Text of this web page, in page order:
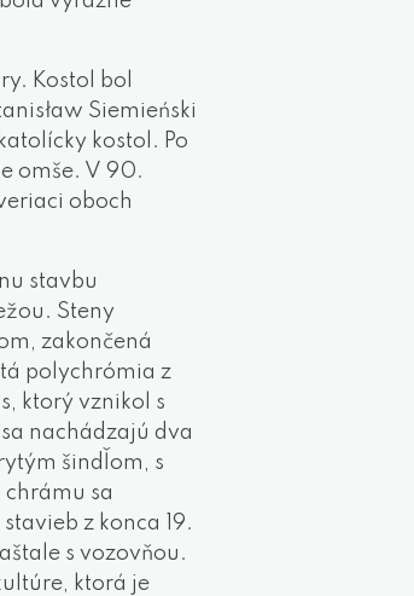
Kostol bol
Siemieński
kostol. Po
omše. V 90.
oboch
stavbu
Steny
zakončená
polychrómia z
ktorý vznikol s
nachádzajú dva
šindľom, s
sa
z konca 19.
s vozovňou.
ktorá je